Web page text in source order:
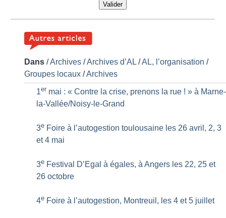
Valider
Dans /Archives /Archives d’AL /AL, l’organisation /
Groupes locaux /Archives
1er mai : « Contre la crise, prenons la rue ! » à Marne-
la-Vallée/Noisy-le-Grand
3e Foire à l’autogestion toulousaine les 26 avril, 2, 3
et 4 mai
3e Festival D’Egal à égales, à Angers les 22, 25 et
26 octobre
4e Foire à l’autogestion, Montreuil, les 4 et 5 juillet